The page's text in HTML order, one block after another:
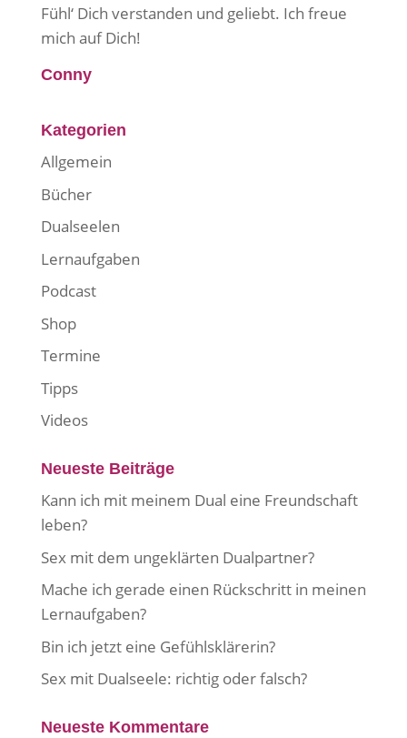
Fühl‘ Dich verstanden und geliebt. Ich freue
mich auf Dich!
Conny
Kategorien
Allgemein
Bücher
Dualseelen
Lernaufgaben
Podcast
Shop
Termine
Tipps
Videos
Neueste Beiträge
Kann ich mit meinem Dual eine Freundschaft
leben?
Sex mit dem ungeklärten Dualpartner?
Mache ich gerade einen Rückschritt in meinen
Lernaufgaben?
Bin ich jetzt eine Gefühlsklärerin?
Sex mit Dualseele: richtig oder falsch?
Neueste Kommentare